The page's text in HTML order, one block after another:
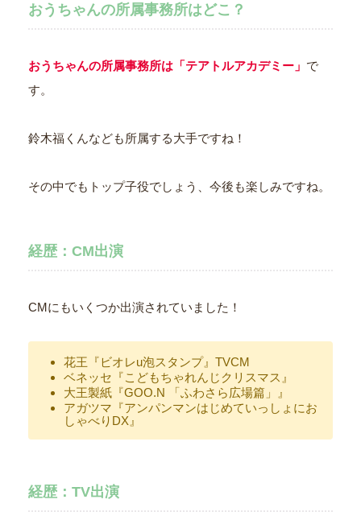
おうちゃんの所属事務所はどこ？
おうちゃんの所属事務所は「テアトルアカデミー」 で
す。
鈴木福くんなども所属する大手ですね！
その中でもトップ子役でしょう、今後も楽しみですね。
経歴：CM出演
CMにもいくつか出演されていました！
花王『ビオレu泡スタンプ』TVCM
ベネッセ『こどもちゃれんじクリスマス』
大王製紙『GOO.N 「ふわさら広場篇」』
アガツマ『アンパンマンはじめていっしょにお
しゃべりDX』
経歴：TV出演